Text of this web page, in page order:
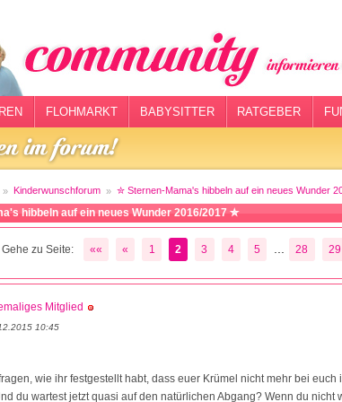
FLOHMARKT BABYSITTER RATGEBER
Kinderwunschforum ✮ Sternen-Mama's hibbeln auf ein neues Wunder
hibbeln auf ein neues Wunder 2016/2017 ✮
Gehe zu Seite: «« « 1 2 3 4 5 28 29
Mitglied
10:45
wie ihr festgestellt habt, dass euer Krümel nicht mehr bei euch
du wartest jetzt quasi auf den natürlichen Abgang? Wenn du nicht